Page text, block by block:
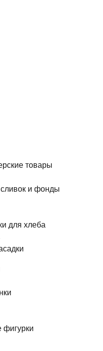
товары
и фонды
для хлеба